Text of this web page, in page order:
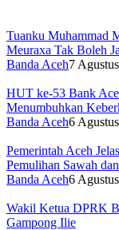
Tuanku Muhammad
Meuraxa Tak Boleh
Banda Aceh7
HUT ke-53 Bank
Menumbuhkan
Banda Aceh6
Pemerintah Aceh
Pemulihan Sawah
Banda Aceh6
Wakil Ketua DPRK
Gampong Ilie